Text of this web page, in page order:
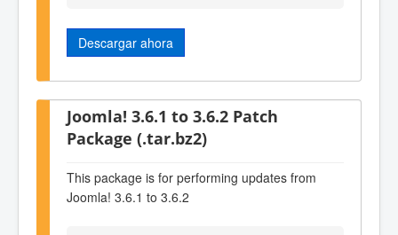
Descargar ahora
Joomla! 3.6.1 to 3.6.2 Patch
Package (.tar.bz2)
This package is for performing updates from
Joomla! 3.6.1 to 3.6.2